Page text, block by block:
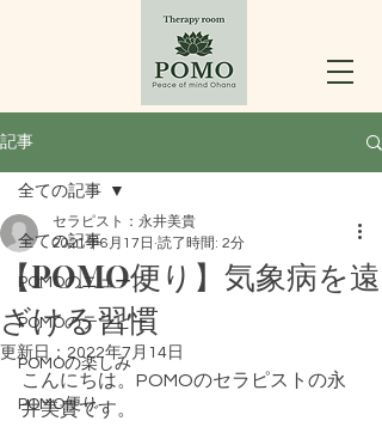
記事
全ての記事
POMOのニュース
POMOのテラピー
POMOの楽しみ
POMO便り
全ての記事
【POMO便り】気象病を遠
ざける習慣
セラピスト：永井美貴
2021年6月17日 読了時間: 2分
更新日： 2022年7月14日
こんにちは。POMOのセラピストの永
井美貴です。